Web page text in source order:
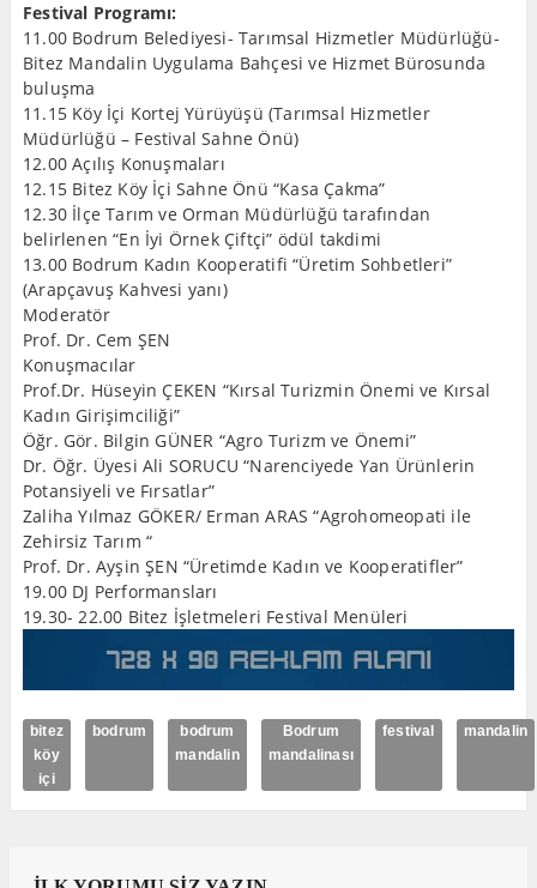
Festival Programı:
11.00 Bodrum Belediyesi- Tarımsal Hizmetler Müdürlüğü-
Bitez Mandalin Uygulama Bahçesi ve Hizmet Bürosunda
buluşma
11.15 Köy İçi Kortej Yürüyüşü (Tarımsal Hizmetler
Müdürlüğü – Festival Sahne Önü)
12.00 Açılış Konuşmaları
12.15 Bitez Köy İçi Sahne Önü “Kasa Çakma”
12.30 İlçe Tarım ve Orman Müdürlüğü tarafından
belirlenen “En İyi Örnek Çiftçi” ödül takdimi
13.00 Bodrum Kadın Kooperatifi “Üretim Sohbetleri”
(Arapçavuş Kahvesi yanı)
Moderatör
Prof. Dr. Cem ŞEN
Konuşmacılar
Prof.Dr. Hüseyin ÇEKEN “Kırsal Turizmin Önemi ve Kırsal
Kadın Girişimciliği”
Öğr. Gör. Bilgin GÜNER “Agro Turizm ve Önemi”
Dr. Öğr. Üyesi Ali SORUCU “Narenciyede Yan Ürünlerin
Potansiyeli ve Fırsatlar”
Zaliha Yılmaz GÖKER/ Erman ARAS “Agrohomeopati ile
Zehirsiz Tarım “
Prof. Dr. Ayşin ŞEN “Üretimde Kadın ve Kooperatifler”
19.00 DJ Performansları
19.30- 22.00 Bitez İşletmeleri Festival Menüleri
bitez
köy
içi
bodrum
bodrum
mandalin
Bodrum
mandalinası
festival mandalin